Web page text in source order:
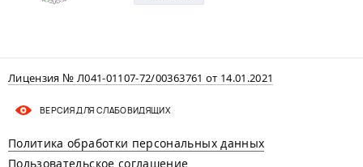
Лицензия № Л041-01107-72/00363761 от 14.01.2021
ВЕРСИЯ ДЛЯ СЛАБОВИДЯЩИХ
Политика обработки персональных данных
Пользовательское соглашение